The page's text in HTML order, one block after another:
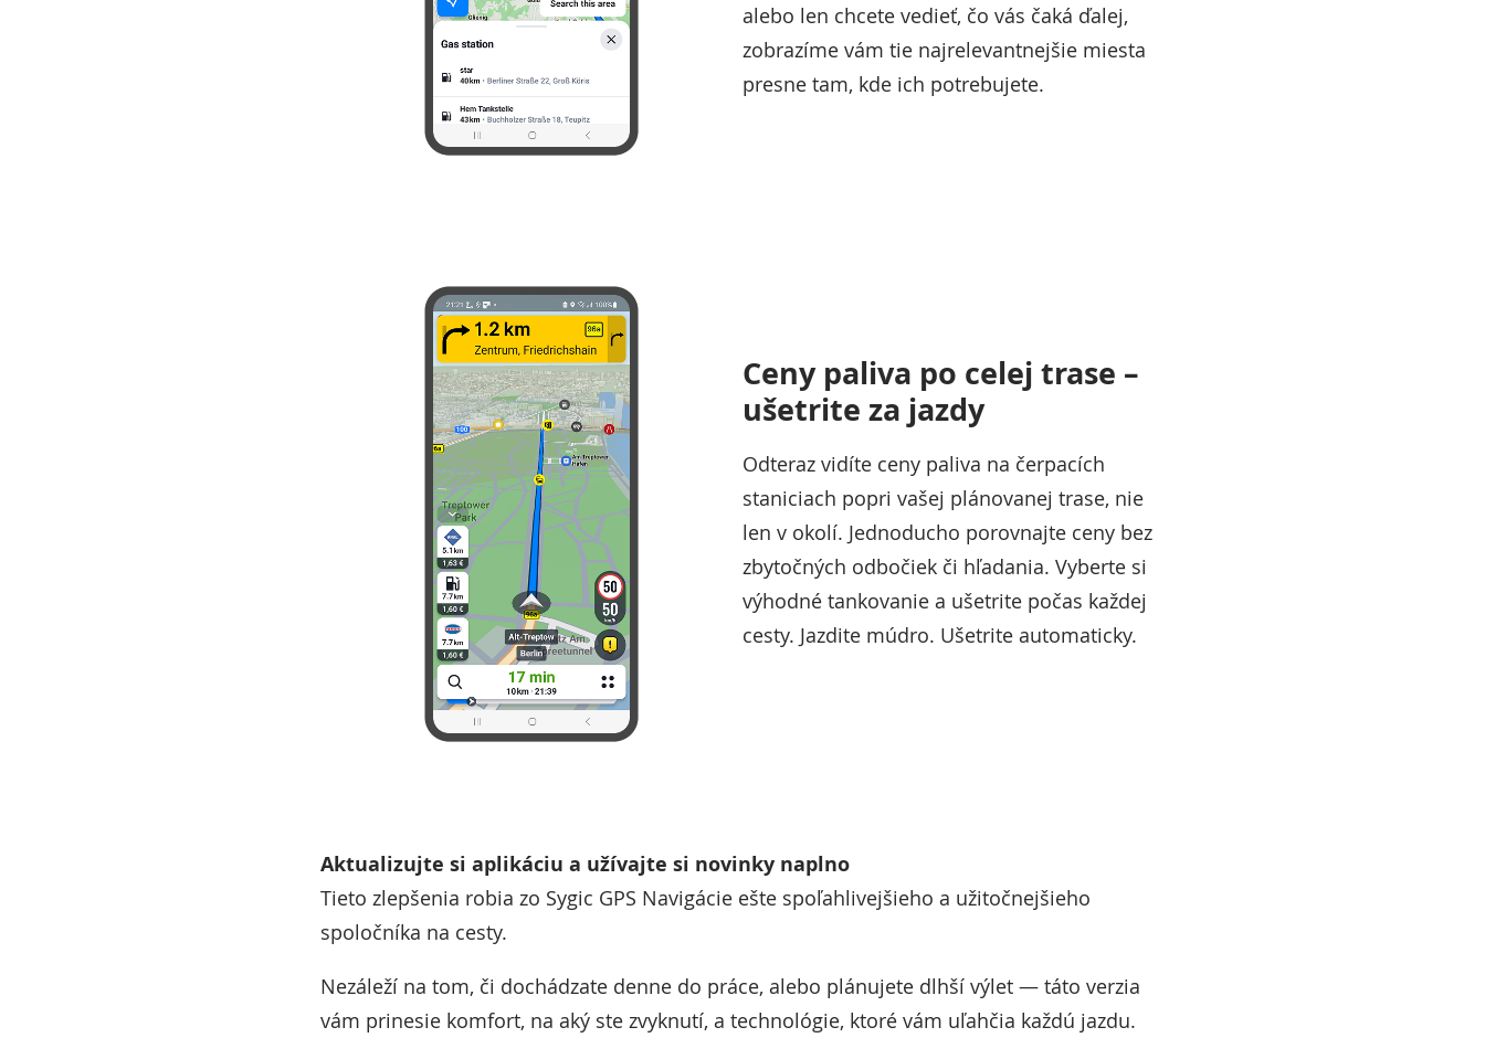
alebo len chcete vedieť, čo vás čaká ďalej,
zobrazíme vám tie najrelevantnejšie miesta
presne tam, kde ich potrebujete.
Ceny paliva po celej trase –
ušetrite za jazdy
Odteraz vidíte ceny paliva na čerpacích
staniciach popri vašej plánovanej trase, nie
len v okolí. Jednoducho porovnajte ceny bez
zbytočných odbočiek či hľadania. Vyberte si
výhodné tankovanie a ušetrite počas každej
cesty. Jazdite múdro. Ušetrite automaticky.
Aktualizujte si aplikáciu a užívajte si novinky naplno
Tieto zlepšenia robia zo Sygic GPS Navigácie ešte spoľahlivejšieho a užitočnejšieho
spoločníka na cesty.
Nezáleží na tom, či dochádzate denne do práce, alebo plánujete dlhší výlet — táto verzia
vám prinesie komfort, na aký ste zvyknutí, a technológie, ktoré vám uľahčia každú jazdu.